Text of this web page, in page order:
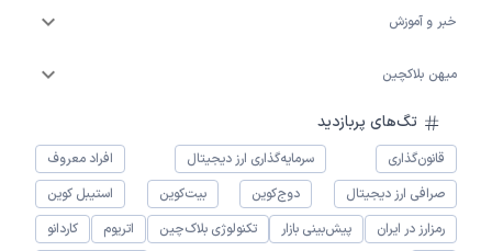
خبر و آموزش
میهن بلاکچین
تگ‌های پربازدید
قانون‌گذاری سرمایه‌گذاری ارز دیجیتال
افراد معروف
صرافی ارز دیجیتال
دوج‌کوین بیت‌کوین
استیبل کوین
رمزارز در ایران
پیش‌بینی بازار تکنولوژی بلاک‌چین اتریوم
کاردانو